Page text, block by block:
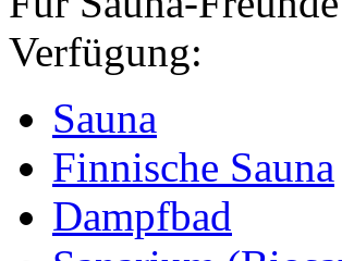
Verfügung:
Sauna
Finnische Sauna
Dampfbad